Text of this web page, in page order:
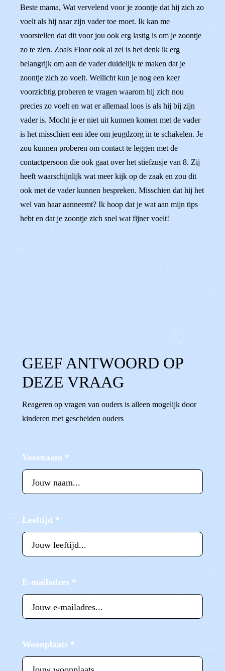
Beste mama, Wat vervelend voor je zoontje dat hij zich zo
voelt als hij naar zijn vader toe moet. Ik kan me
voorstellen dat dit voor jou ook erg lastig is om je zoontje
zo te zien. Zoals Floor ook al zei is het denk ik erg
belangrijk om aan de vader duidelijk te maken dat je
zoontje zich zo voelt. Wellicht kun je nog een keer
voorzichtig proberen te vragen waarom hij zich nou
precies zo voelt en wat er allemaal loos is als hij bij zijn
vader is. Mocht je er niet uit kunnen komen met de vader
is het misschien een idee om jeugdzorg in te schakelen. Je
zou kunnen proberen om contact te leggen met de
contactpersoon die ook gaat over het stiefzusje van 8. Zij
heeft waarschijnlijk wat meer kijk op de zaak en zou dit
ook met de vader kunnen bespreken. Misschien dat hij het
wel van haar aanneemt? Ik hoop dat je wat aan mijn tips
hebt en dat je zoontje zich snel wat fijner voelt!
GEEF ANTWOORD OP
DEZE VRAAG
Reageren op vragen van ouders is alleen mogelijk door
kinderen met gescheiden ouders
Voornaam *
Leeftijd *
E-mailadres *
Woonplaats *